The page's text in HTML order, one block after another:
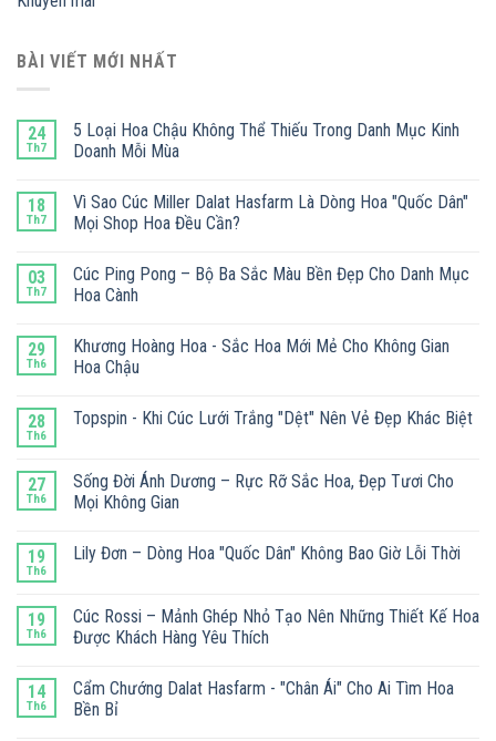
BÀI VIẾT MỚI NHẤT
24
Th7
5 Loại Hoa Chậu Không Thể Thiếu Trong Danh Mục Kinh
Doanh Mỗi Mùa
18
Th7
Vì Sao Cúc Miller Dalat Hasfarm Là Dòng Hoa "Quốc Dân"
Mọi Shop Hoa Đều Cần?
03
Th7
Cúc Ping Pong – Bộ Ba Sắc Màu Bền Đẹp Cho Danh Mục
Hoa Cành
29
Th6
Khương Hoàng Hoa - Sắc Hoa Mới Mẻ Cho Không Gian
Hoa Chậu
28
Th6
Topspin - Khi Cúc Lưới Trắng "Dệt" Nên Vẻ Đẹp Khác Biệt
27
Th6
Sống Đời Ánh Dương – Rực Rỡ Sắc Hoa, Đẹp Tươi Cho
Mọi Không Gian
19
Th6
Lily Đơn – Dòng Hoa "Quốc Dân" Không Bao Giờ Lỗi Thời
19
Th6
Cúc Rossi – Mảnh Ghép Nhỏ Tạo Nên Những Thiết Kế Hoa
Được Khách Hàng Yêu Thích
14
Th6
Cẩm Chướng Dalat Hasfarm - "Chân Ái" Cho Ai Tìm Hoa
Bền Bỉ